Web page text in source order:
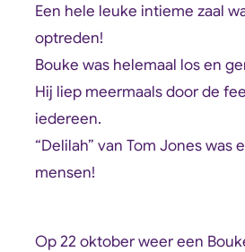
Een hele leuke intieme zaal
optreden!
Bouke was helemaal los en
Hij liep meermaals door de
iedereen.
“Delilah” van Tom Jones
mensen!
Op 22 oktober weer een